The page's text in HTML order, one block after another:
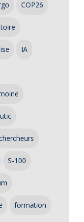
COP26
IA
S-100
formation